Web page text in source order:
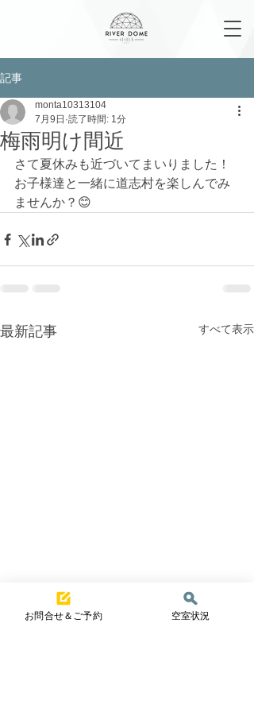
記事
梅雨明け間近
monta10313104
7月9日 読了時間: 1分
さて夏休みも近づいてまいりました！
お子様達と一緒に道志村を楽しんでみ
ませんか？😊
最新記事 すべて表示
お問合せ＆ご予約 空室状況